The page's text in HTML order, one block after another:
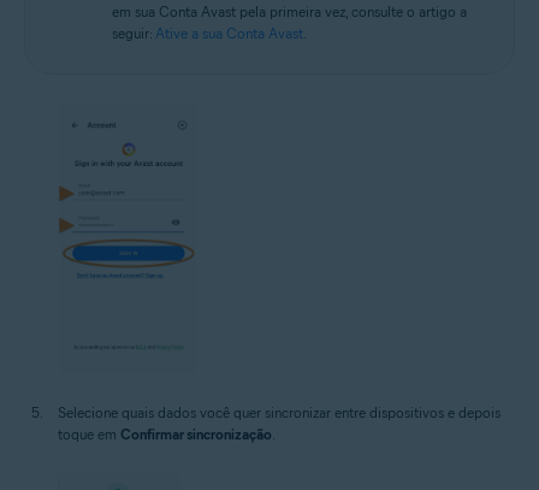
em sua Conta Avast pela primeira vez, consulte o artigo a
seguir: Ative a sua Conta Avast
Selecione quais dados você quer sincronizar entre dispositivos e depois
toque em Confirmar sincronização.